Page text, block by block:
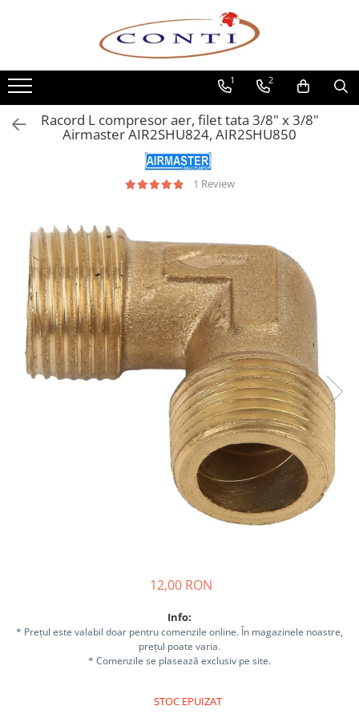
Toate Produsele
Casa si Gradina
Utilaje pentru gradina si accesorii
Atomizoare si Pulverizatoare
Drujbe si fierastraie cu lant
Fierastraie pentru busteni
Masini de tuns iarba si accesorii
Motocoase si accesorii
Motocositori
Motosape si Motocultoare
Motoburghie
Masini de batut stalpi
Sisteme combinate &
multifunctionale
Tocatoare de crengi si resturi
Masini de umplut carnati
Storcatoare de rosii
1 2
Racord L compresor aer, filet tata 3/8" x 3/8"
Airmaster AIR2SHU824, AIR2SHU850
1 Review
12,00 RON
Info:
* Prețul este valabil doar pentru comenzile online. În magazinele noastre,
prețul poate varia.
* Comenzile se plasează exclusiv pe site.
STOC EPUIZAT